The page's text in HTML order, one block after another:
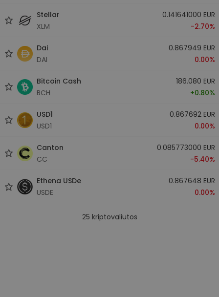
Stellar
XLM
0.141641000 EUR
-2.70%
Dai
DAI
0.867949 EUR
0.00%
Bitcoin Cash
BCH
186.080 EUR
+0.80%
USD1
USD1
0.867692 EUR
0.00%
Canton
CC
0.085773000 EUR
-5.40%
Ethena USDe
USDE
0.867648 EUR
0.00%
25 kriptovaliutos